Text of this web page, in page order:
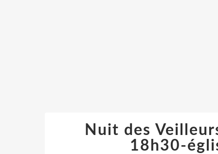
Nuit des
18h30-